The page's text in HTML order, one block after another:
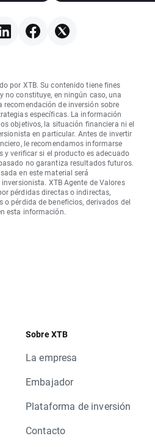
por XTB. Su contenido tiene fines
no constituye, en ningún caso, una
de inversión sobre
específicas. La información
objetivos, la situación financiera ni el
en particular. Antes de invertir
le recomendamos informarse
y verificar si el producto es adecuado
no garantiza resultados futuros.
en este material será
XTB Agente de Valores
pérdidas directas o indirectas,
pérdida de beneficios, derivados del
esta información.
Sobre XTB
La empresa
Embajador
Plataforma de inversión
Contacto